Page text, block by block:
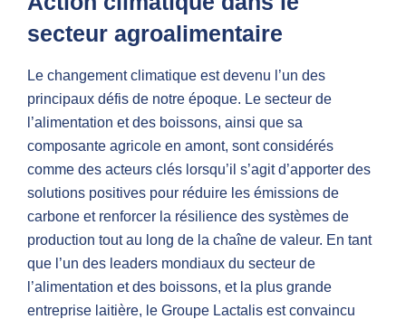
secteur agroalimentaire
Le changement climatique est devenu l’un des
principaux défis de notre époque. Le secteur de
l’alimentation et des boissons, ainsi que sa
composante agricole en amont, sont considérés
comme des acteurs clés lorsqu’il s’agit d’apporter des
solutions positives pour réduire les émissions de
carbone et renforcer la résilience des systèmes de
production tout au long de la chaîne de valeur. En tant
que l’un des leaders mondiaux du secteur de
l’alimentation et des boissons, et la plus grande
entreprise laitière, le Groupe Lactalis est convaincu